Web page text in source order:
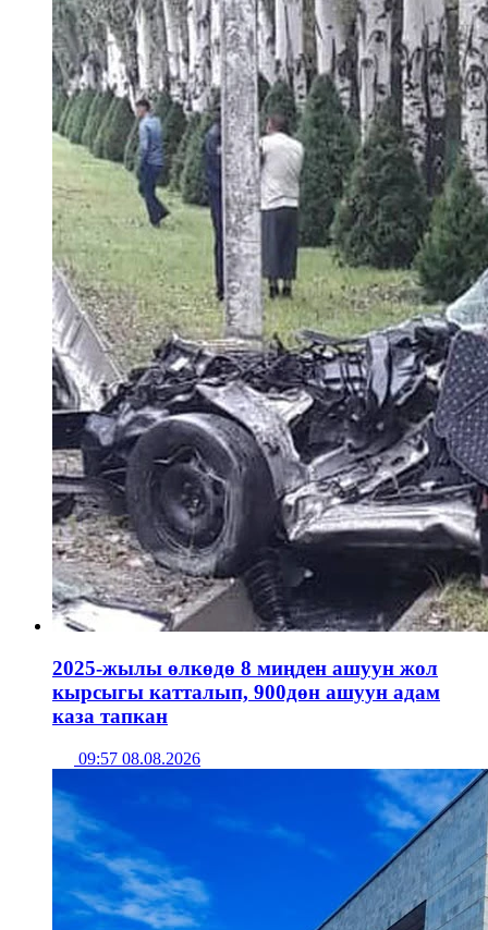
2025-жылы өлкөдө 8 миңден ашуун жол
кырсыгы катталып, 900дөн ашуун адам
каза тапкан
09:57 08.08.2026